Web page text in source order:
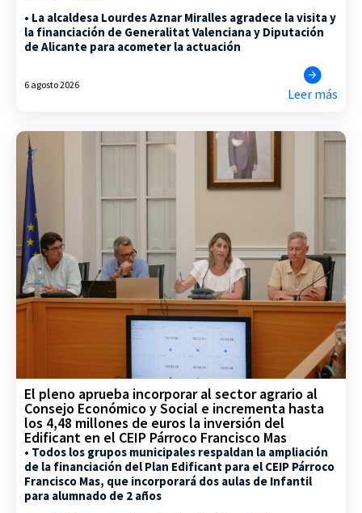
• La alcaldesa Lourdes Aznar Miralles agradece la visita y
la financiación de Generalitat Valenciana y Diputación
de Alicante para acometer la actuación
6 agosto 2026
Leer más
El pleno aprueba incorporar al sector agrario al
Consejo Económico y Social e incrementa hasta
los 4,48 millones de euros la inversión del
Edificant en el CEIP Párroco Francisco Mas
• Todos los grupos municipales respaldan la ampliación
de la financiación del Plan Edificant para el CEIP Párroco
Francisco Mas, que incorporará dos aulas de Infantil
para alumnado de 2 años